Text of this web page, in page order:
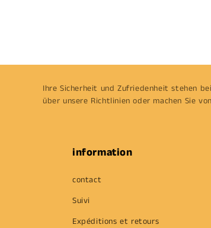
Ihre Sicherheit und Zufriedenheit stehen
über unsere Richtlinien oder machen Sie
information
contact
Suivi
Expéditions et retours